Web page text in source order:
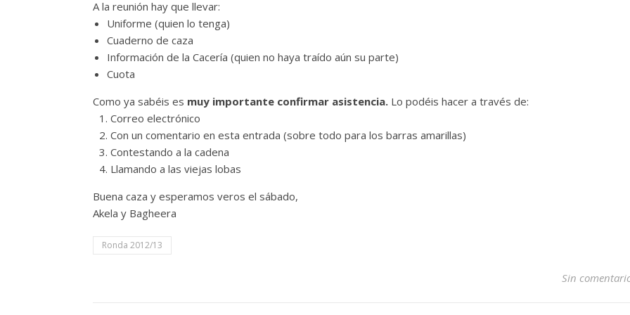
A la reunión hay que llevar:
Uniforme (quien lo tenga)
Cuaderno de caza
Información de la Cacería (quien no haya traído aún su parte)
Cuota
Como ya sabéis es muy importante confirmar asistencia. Lo podéis hacer a través de:
Correo electrónico
Con un comentario en esta entrada (sobre todo para los barras amarillas)
Contestando a la cadena
Llamando a las viejas lobas
Buena caza y esperamos veros el sábado,
Akela y Bagheera
Ronda 2012/13
Sin